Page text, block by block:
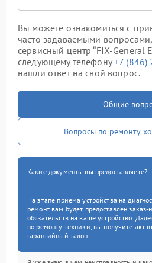
Вы можете ознакомиться с
часто задаваемыми
сервисный центр “FIX-General
следующему телефону+7 (846)
нашли ответ на свой вопрос.
Общие
Вопросы по ремонту
Какие документы вы предоставляете?
На этапе приема устройства на
ремонт вам будет предоставлен
обязательств на ваше устройство.
по ремонту техники, вы получите акт
гарантийный талон.